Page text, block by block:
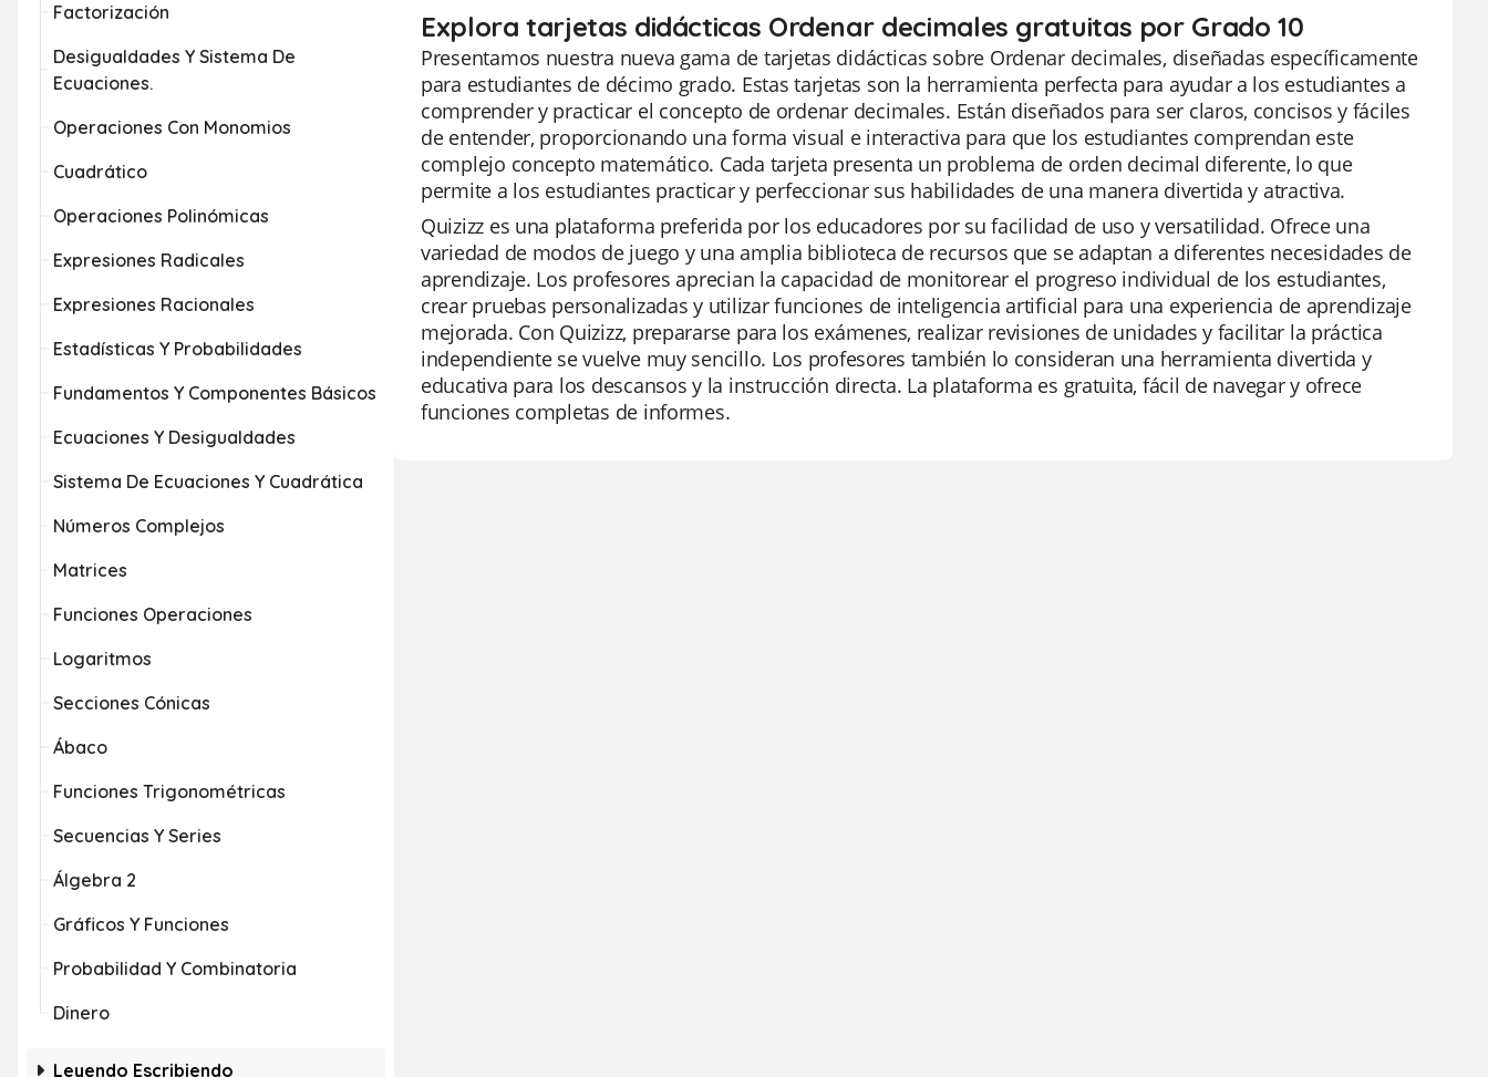
Factorización
Desigualdades Y Sistema De
Ecuaciones.
Operaciones Con Monomios
Cuadrático
Operaciones Polinómicas
Expresiones Radicales
Expresiones Racionales
Estadísticas Y Probabilidades
Fundamentos Y Componentes Básicos
Ecuaciones Y Desigualdades
Sistema De Ecuaciones Y Cuadrática
Números Complejos
Matrices
Funciones Operaciones
Logaritmos
Secciones Cónicas
Ábaco
Funciones Trigonométricas
Secuencias Y Series
Álgebra 2
Gráficos Y Funciones
Probabilidad Y Combinatoria
Dinero
Leyendo Escribiendo
Explora tarjetas didácticas Ordenar decimales gratuitas por Grado 10
Presentamos nuestra nueva gama de tarjetas didácticas sobre Ordenar decimales, diseñadas específicamente
para estudiantes de décimo grado. Estas tarjetas son la herramienta perfecta para ayudar a los estudiantes a
comprender y practicar el concepto de ordenar decimales. Están diseñados para ser claros, concisos y fáciles
de entender, proporcionando una forma visual e interactiva para que los estudiantes comprendan este
complejo concepto matemático. Cada tarjeta presenta un problema de orden decimal diferente, lo que
permite a los estudiantes practicar y perfeccionar sus habilidades de una manera divertida y atractiva.
Quizizz es una plataforma preferida por los educadores por su facilidad de uso y versatilidad. Ofrece una
variedad de modos de juego y una amplia biblioteca de recursos que se adaptan a diferentes necesidades de
aprendizaje. Los profesores aprecian la capacidad de monitorear el progreso individual de los estudiantes,
crear pruebas personalizadas y utilizar funciones de inteligencia artificial para una experiencia de aprendizaje
mejorada. Con Quizizz, prepararse para los exámenes, realizar revisiones de unidades y facilitar la práctica
independiente se vuelve muy sencillo. Los profesores también lo consideran una herramienta divertida y
educativa para los descansos y la instrucción directa. La plataforma es gratuita, fácil de navegar y ofrece
funciones completas de informes.